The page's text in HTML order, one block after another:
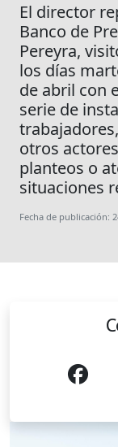
El director
Banco de
Pereyra,
los días
de abril con
serie de
otros
planteos o
situaciones
Fecha de publicación: